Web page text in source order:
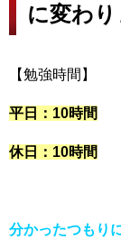
に変わ
【勉強時間】
平日：10時間
休日：10時間
分かったつもり